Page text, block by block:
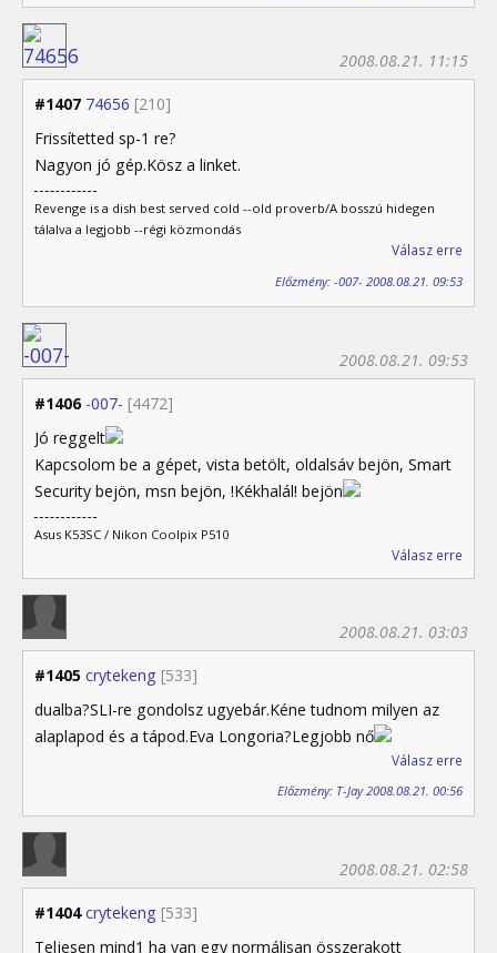
#1407 74656 [210]
2008.08.21. 11:15
Frissítetted sp-1 re?
Nagyon jó gép.Kösz a linket.
Revenge is a dish best served cold --old proverb/A bosszú hidegen
tálalva a legjobb --régi közmondás
Válasz erre
Előzmény: -007- 2008.08.21. 09:53
#1406 -007- [4472]
2008.08.21. 09:53
Jó reggelt
Kapcsolom be a gépet, vista betölt, oldalsáv bejön, Smart
Security bejön, msn bejön, !Kékhalál! bejön
Asus K53SC / Nikon Coolpix P510
Válasz erre
#1405 crytekeng [533]
2008.08.21. 03:03
dualba?SLI-re gondolsz ugyebár.Kéne tudnom milyen az
alaplapod és a tápod.Eva Longoria?Legjobb nő
Válasz erre
Előzmény: T-Jay 2008.08.21. 00:56
#1404 crytekeng [533]
2008.08.21. 02:58
Teljesen mind1 ha van egy normálisan összerakott